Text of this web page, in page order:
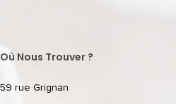
Où Nous Trouver ?
59 rue Grignan